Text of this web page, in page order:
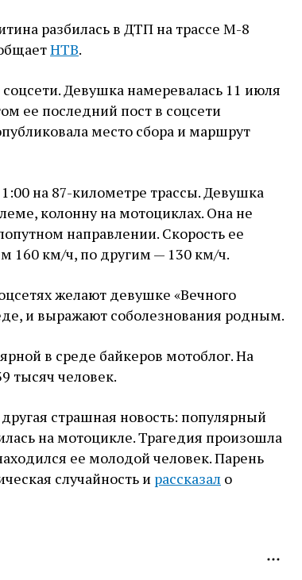
разбилась в ДТП на трассе М-8
НТВ.
Девушка намеревалась 11 июля
ее последний пост в соцсети
место сбора и маршрут
на 87-километре трассы. Девушка
колонну на мотоциклах. Она не
направлении. Скорость ее
160 км/ч, по другим — 130 км/ч.
желают девушке «Вечного
и выражают соболезнования родным.
в среде байкеров мотоблог. На
тысяч человек.
страшная новость: популярный
на мотоцикле. Трагедия произошла
ее молодой человек. Парень
случайность и рассказал о